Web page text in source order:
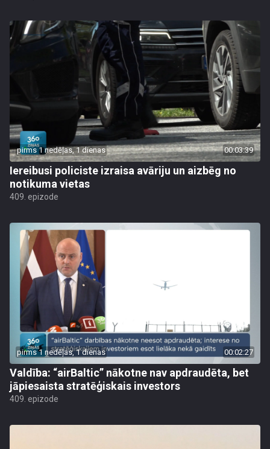
pirms 1 nedēļas, 1 dienas 00:03:39
Iereibusi policiste izraisa avāriju un aizbēg no
notikuma vietas
409. epizode
pirms 1 nedēļas, 1 dienas 00:02:27
Valdība: “airBaltic” nākotne nav apdraudēta, bet
jāpiesaista stratēģiskais investors
409. epizode